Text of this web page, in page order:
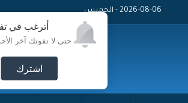
أترغب في
حتى لا تفوتك آخر
اشترك
2026-08-06 - الخميس